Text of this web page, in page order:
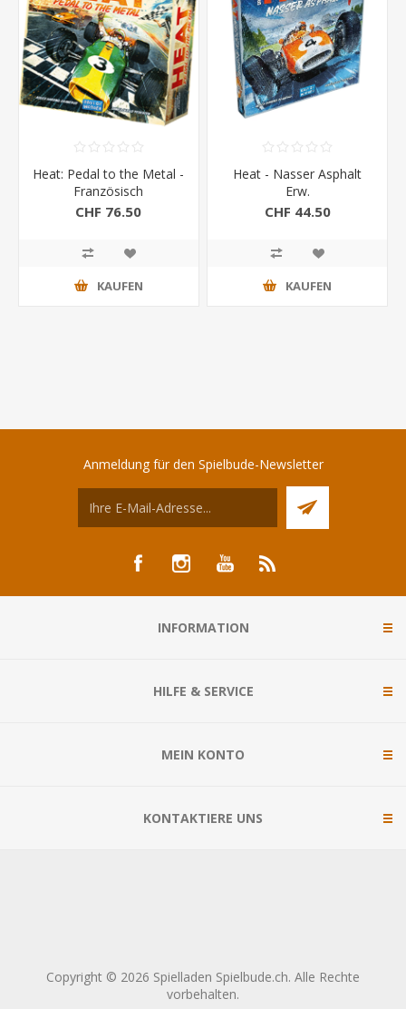
Heat: Pedal to the Metal -
Französisch
CHF 76.50
KAUFEN
Heat - Nasser Asphalt
Erw.
CHF 44.50
KAUFEN
Anmeldung für den Spielbude-Newsletter
INFORMATION
HILFE & SERVICE
MEIN KONTO
KONTAKTIERE UNS
Copyright © 2026 Spielladen Spielbude.ch. Alle Rechte
vorbehalten.